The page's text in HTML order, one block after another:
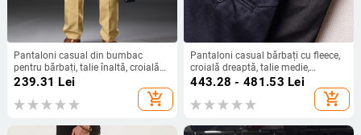
Pantaloni casual din bumbac
pentru bărbați, talie înaltă, croială
dreaptă, buzunare decorative,
pentru toamnă, fără necesitate de
călcare
239.31 Lei
add_shopping_cart
Pantaloni casual bărbați cu fleece,
croială dreaptă, talie medie,
poliester cu LYCRA, uni, iarnă,
443.28 - 481.53 Lei
add_shopping_cart